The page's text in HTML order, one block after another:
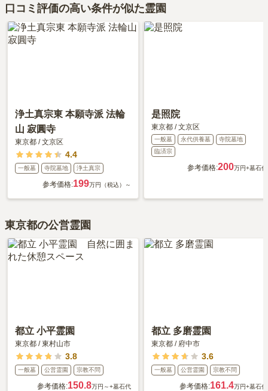
口コミ評価の高い条件が似た霊園
浄土真宗東 本願寺派 法輪
山 寂圓寺
東京都 /文京区
4.4
一般墓 寺院墓地 浄土真宗
参考価格:199万円（税込）～
是照院
東京都 /文京区
一般墓 永代供養墓
寺院墓地
臨済宗
参考価格:200万円+墓石代
東京都の公営霊園
都立 小平霊園
東京都 /東村山市
3.8
一般墓 公営霊園 宗教不問
参考価格:150.8万円～+墓石代
都立 多磨霊園
東京都 / 府中市
3.6
一般墓 公営霊園 宗教不問
参考価格:161.4万円+墓石代